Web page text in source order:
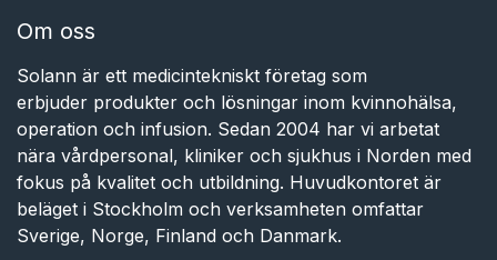
Om oss
Solann är ett medicintekniskt företag som
erbjuder produkter och lösningar inom kvinnohälsa,
operation och infusion. Sedan 2004 har vi arbetat
nära vårdpersonal, kliniker och sjukhus i Norden med
fokus på kvalitet och utbildning. Huvudkontoret är
beläget i Stockholm och verksamheten omfattar
Sverige, Norge, Finland och Danmark.